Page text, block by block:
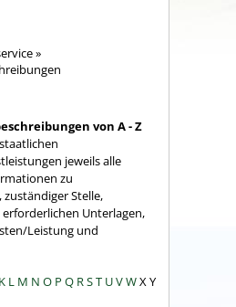
»
von A - Z
jeweils alle
zu
Stelle,
Unterlagen,
Leistung und
K L M N O P Q RST UVWX Y